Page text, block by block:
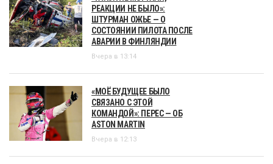
РЕАКЦИИ НЕ БЫЛО»:
ШТУРМАН ОЖЬЕ — О
СОСТОЯНИИ ПИЛОТА ПОСЛЕ
АВАРИИ В ФИНЛЯНДИИ
Вчера в 13:14
«МОЁ БУДУЩЕЕ БЫЛО
СВЯЗАНО С ЭТОЙ
КОМАНДОЙ»: ПЕРЕС — ОБ
ASTON MARTIN
Вчера в 12:13